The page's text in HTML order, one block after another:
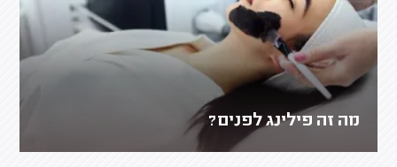
מה זה פילינג לפנים?